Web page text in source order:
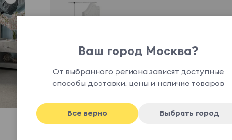
Ваш город Москва?
От выбранного региона зависят доступные
способы доставки, цены и наличие товаров
Все верно Выбрать город